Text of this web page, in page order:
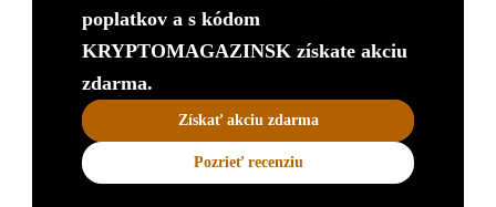
poplatkov a s kódom
KRYPTOMAGAZINSK získate akciu
zdarma.
Získať akciu zdarma
Pozrieť recenziu